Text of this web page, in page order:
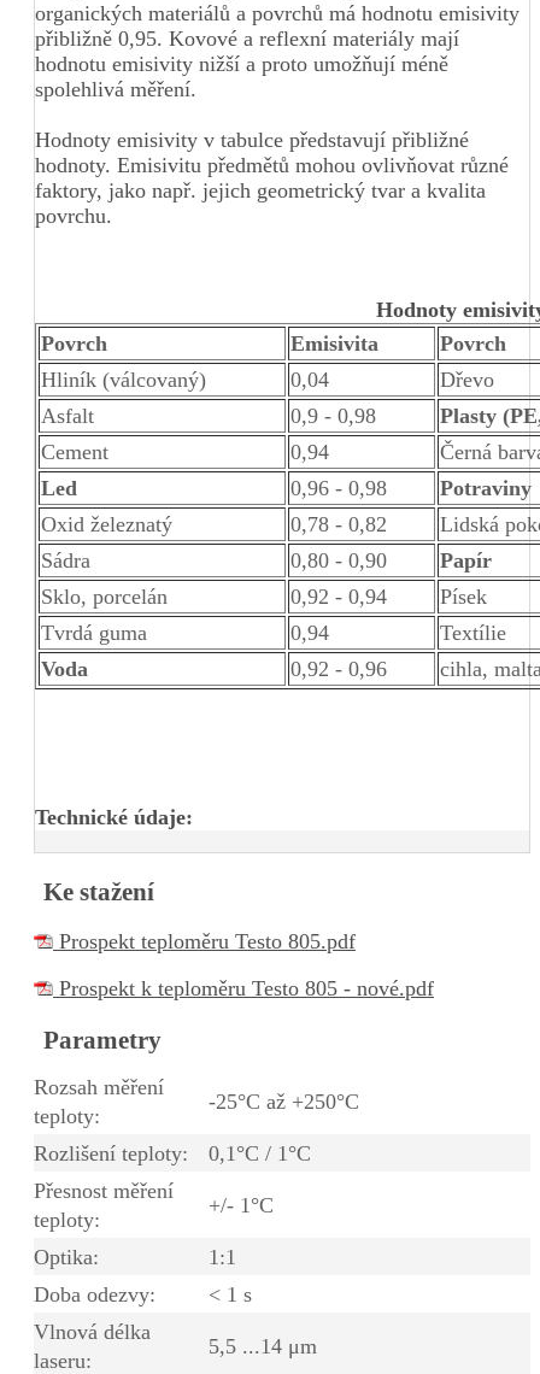
organických materiálů a povrchů má hodnotu emisivity
přibližně 0,95. Kovové a reflexní materiály mají
hodnotu emisivity nižší a proto umožňují méně
spolehlivá měření.
Hodnoty emisivity v tabulce představují přibližné
hodnoty. Emisivitu předmětů mohou ovlivňovat různé
faktory, jako např. jejich geometrický tvar a kvalita
povrchu.
Hodnoty
Povrch
Emisivita
Povrch
Hliník (válcovaný)
0,04
Dřevo
Asfalt
0,9 - 0,98
Plasty
Cement
0,94
Černá
Led
0,96 - 0,98
Potraviny
Oxid železnatý
0,78 - 0,82
Lidská
Sádra
0,80 - 0,90
Papír
Sklo, porcelán
0,92 - 0,94
Písek
Tvrdá guma
0,94
Textílie
Voda
0,92 - 0,96 cihla,
Technické údaje:
Ke stažení
Prospekt teploměru Testo 805.pdf
Prospekt k teploměru Testo 805 - nové.pdf
Parametry
Rozsah měření
teploty:
-25°C až +250°C
Rozlišení teploty:
0,1°C / 1°C
Přesnost měření
teploty:
+/- 1°C
Optika:
1:1
Doba odezvy:
< 1 s
Vlnová délka
laseru:
5,5 ...14 μm